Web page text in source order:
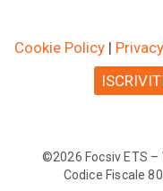
Cookie Policy |
©2026 Focsiv ETS –
Codice Fiscale